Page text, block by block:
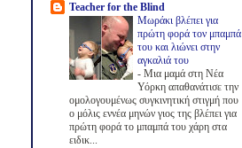
Teacher for the Blind
Μωράκι βλέπει για
πρώτη φορά τον μπαμπά
του και λιώνει στην
αγκαλιά του
- Μια μαμά στη Νέα
Υόρκη απαθανάτισε την
ομολογουμένως συγκινητική στιγμή που
ο μόλις εννέα μηνών γιος της βλέπει για
πρώτη φορά το μπαμπά του χάρη στα
ειδικ...